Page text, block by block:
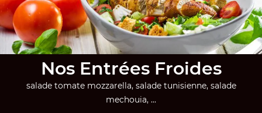
Nos Entrées Froides
salade tomate mozzarella, salade tunisienne, salade
mechouia, ...